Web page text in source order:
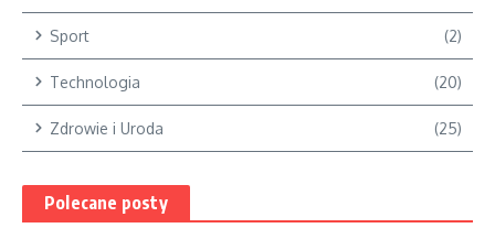
Sport (2)
Technologia (20)
Zdrowie i Uroda (25)
Polecane posty